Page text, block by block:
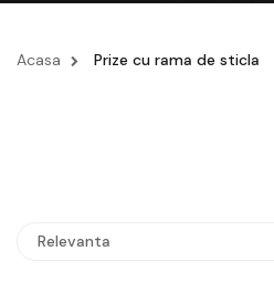
Acasa Prize cu rama de sticla
Relevanta